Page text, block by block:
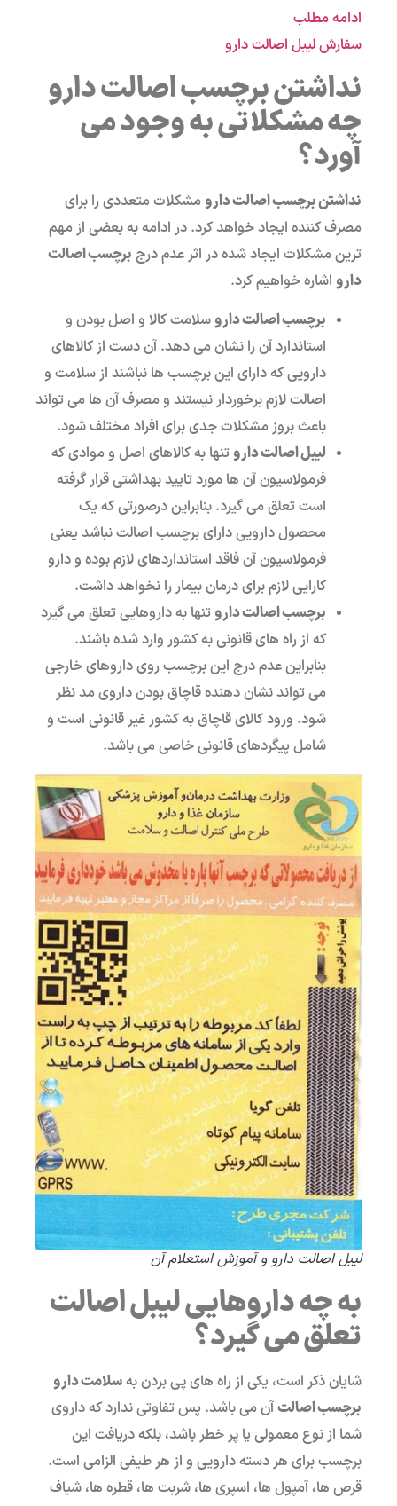
ادامه مطلب
سفارش لیبل اصالت دارو
نداشتن برچسب اصالت دارو
چه مشکلاتی به وجود می
آورد؟
نداشتن برچسب اصالت دارو مشکلات متعددی را برای
مصرف کننده ایجاد خواهد کرد. در ادامه به بعضی از مهم
ترین مشکلات ایجاد شده در اثر عدم درج برچسب اصالت
دارو اشاره خواهیم کرد.
برچسب اصالت داروسلامت کالا و اصل بودن و
استاندارد آن را نشان می دهد. آن دست از کالاهای
دارویی که دارای این برچسب ها نباشند از سلامت و
اصالت لازم برخوردار نیستند و مصرف آن ها می تواند
باعث بروز مشکلات جدی برای افراد مختلف شود.
لیبل اصالت داروتنها به کالاهای اصل و موادی که
فرمولاسیون آن ها مورد تایید بهداشتی قرار گرفته
است تعلق می گیرد. بنابراین درصورتی که یک
محصول دارویی دارای برچسب اصالت نباشد یعنی
فرمولاسیون آن فاقد استانداردهای لازم بوده و دارو
کارایی لازم برای درمان بیمار را نخواهد داشت.
برچسب اصالت داروتنها به داروهایی تعلق می گیرد
که از راه های قانونی به کشور وارد شده باشند.
بنابراین عدم درج این برچسب روی داروهای خارجی
می تواند نشان دهنده قاچاق بودن داروی مد نظر
شود. ورود کالای قاچاق به کشور غیر قانونی است و
شامل پیگردهای قانونی خاصی می باشد.
لیبل اصالت دارو و آموزش استعلام آن
به چه داروهایی لیبل اصالت
تعلق می گیرد؟
شایان ذکر است، یکی از راه های پی بردن بهسلامت دارو
برچسب اصالتآن می باشد. پس تفاوتی ندارد که داروی
شما از نوع معمولی یا پر خطر باشد، بلکه دریافت این
برچسب برای هر دسته دارویی و از هر طیفی الزامی است.
قرص ها، آمپول ها، اسپری ها، شربت ها، قطره ها، شیاف